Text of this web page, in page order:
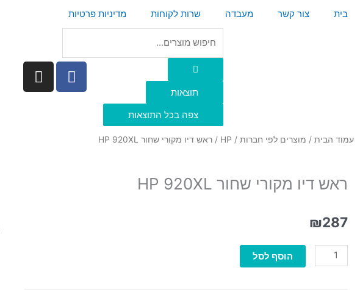
לתוכן
בית צור קשר מעבדה שרות לקוחות מדיניות פרטיות
תוצאות
צפה בכל התוצאות
F
a
I
n
עמוד הבית / מוצרים לפי חברות /
HP / ראש דיו מקורי שחור HP 920XL
ראש דיו מקורי שחור HP 920XL
₪287
כמות
של
הוסף לסל